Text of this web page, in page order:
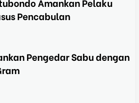
Amankan Pelaku
Pencabulan
Pengedar Sabu dengan